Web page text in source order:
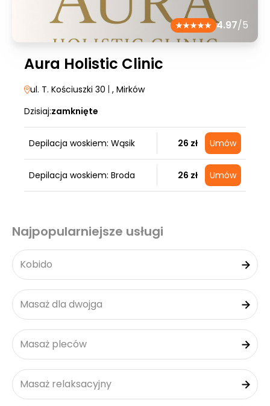
4.97/5
Aura Holistic Clinic
ul. T. Kościuszki 30 , Mirków
Dzisiaj:zamknięte
Depilacja woskiem: Wąsik 26 zł Umów
Depilacja woskiem: Broda 26 zł Umów
Najpopularniejsze usługi
Kobido
Masaż dla dwojga
Masaż pleców
Masaż relaksacyjny